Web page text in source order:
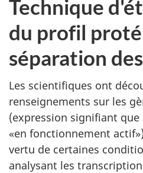
Technique
du profil
séparation
Les scientifiques ont
renseignements sur les
(expression signifiant
«en fonctionnement
vertu de certaines
analysant les